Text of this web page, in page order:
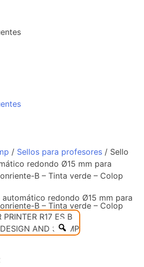
/ Sellos para profesores / Sello
redondo Ø15 mm para
B – Tinta verde – Colop
automático redondo Ø15 mm para
B – Tinta verde – Colop